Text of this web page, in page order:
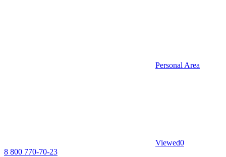
Personal Area
Viewed0
8 800 770-70-23